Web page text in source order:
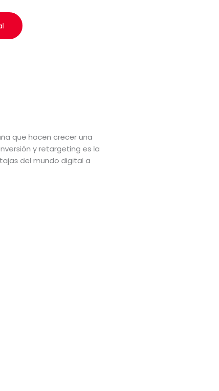
que hacen crecer una
y retargeting es la
del mundo digital a